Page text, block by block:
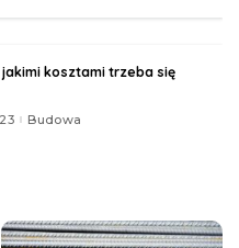
jakimi kosztami trzeba się
Budowa